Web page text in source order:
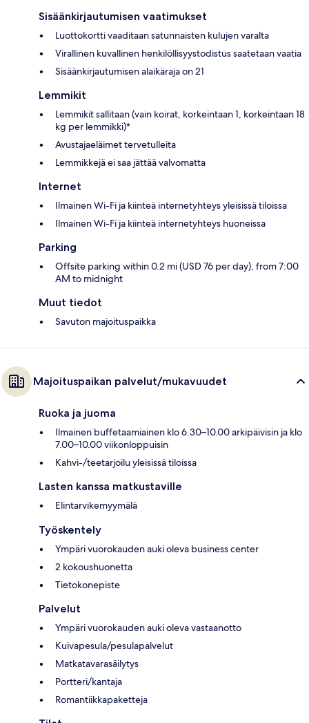
Sisäänkirjautumisen vaatimukset
Luottokortti vaaditaan satunnaisten kulujen varalta
Virallinen kuvallinen henkilöllisyystodistus saatetaan vaatia
Sisäänkirjautumisen alaikäraja on 21
Lemmikit
Lemmikit sallitaan (vain koirat, korkeintaan 1, korkeintaan 18
kg per lemmikki)*
Avustajaeläimet tervetulleita
Lemmikkejä ei saa jättää valvomatta
Internet
Ilmainen Wi-Fi ja kiinteä internetyhteys yleisissä tiloissa
Ilmainen Wi-Fi ja kiinteä internetyhteys huoneissa
Parking
Offsite parking within 0.2 mi (USD 76 per day), from 7:00
AM to midnight
Muut tiedot
Savuton majoituspaikka
Majoituspaikan palvelut/mukavuudet
Ruoka ja juoma
Ilmainen buffetaamiainen klo 6.30–10.00 arkipäivisin ja klo
7.00–10.00 viikonloppuisin
Kahvi-/teetarjoilu yleisissä tiloissa
Lasten kanssa matkustaville
Elintarvikemyymälä
Työskentely
Ympäri vuorokauden auki oleva business center
2 kokoushuonetta
Tietokonepiste
Palvelut
Ympäri vuorokauden auki oleva vastaanotto
Kuivapesula/pesulapalvelut
Matkatavarasäilytys
Portteri/kantaja
Romantiikkapaketteja